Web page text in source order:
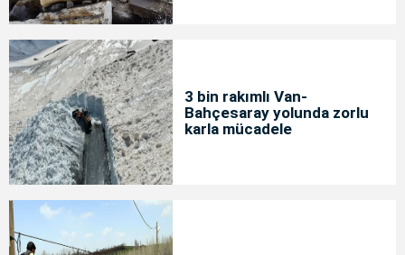
3 bin rakımlı Van-
Bahçesaray yolunda zorlu
karla mücadele